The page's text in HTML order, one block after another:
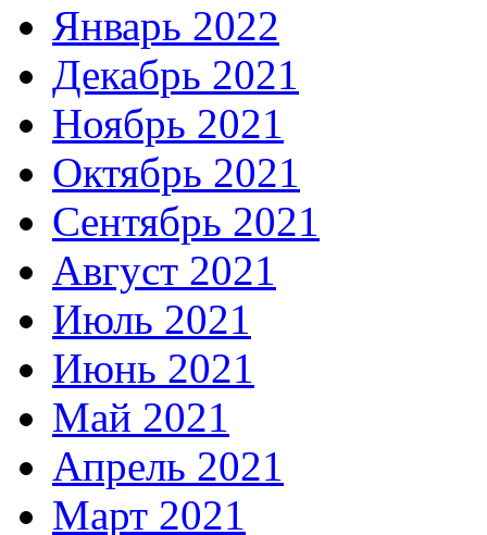
Январь 2022
Декабрь 2021
Ноябрь 2021
Октябрь 2021
Сентябрь 2021
Август 2021
Июль 2021
Июнь 2021
Май 2021
Апрель 2021
Март 2021